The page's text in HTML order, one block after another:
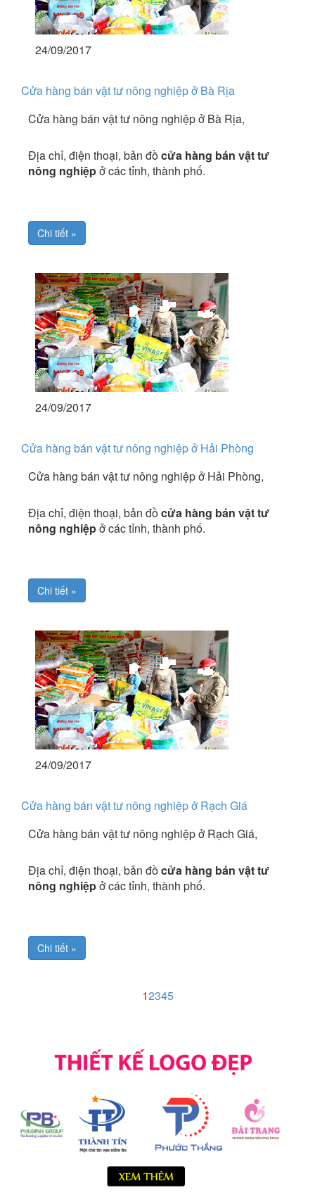
24/09/2017
Cửa hàng bán vật tư nông nghiệp ở Bà Rịa
Cửa hàng bán vật tư nông nghiệp ở Bà Rịa,
Địa chỉ, điện thoại, bản đồcửa hàng bán vật tư
nông nghiệpở các tỉnh, thành phố.
Chi tiết »
24/09/2017
Cửa hàng bán vật tư nông nghiệp ở Hải Phòng
Cửa hàng bán vật tư nông nghiệp ở Hải Phòng,
Địa chỉ, điện thoại, bản đồcửa hàng bán vật tư
nông nghiệpở các tỉnh, thành phố.
Chi tiết »
24/09/2017
Cửa hàng bán vật tư nông nghiệp ở Rạch Giá
Cửa hàng bán vật tư nông nghiệp ở Rạch Giá,
Địa chỉ, điện thoại, bản đồcửa hàng bán vật tư
nông nghiệpở các tỉnh, thành phố.
Chi tiết »
12345